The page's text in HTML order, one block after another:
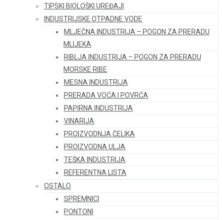
TIPSKI BIOLOŠKI UREĐAJI
INDUSTRIJSKE OTPADNE VODE
MLJEČNA INDUSTRIJA – POGON ZA PRERADU
MLIJEKA
RIBLJA INDUSTRIJA – POGON ZA PRERADU
MORSKE RIBE
MESNA INDUSTRIJA
PRERADA VOĆA I POVRĆA
PAPIRNA INDUSTRIJA
VINARIJA
PROIZVODNJA ČELIKA
PROIZVODNA ULJA
TEŠKA INDUSTRIJA
REFERENTNA LISTA
OSTALO
SPREMNICI
PONTONI